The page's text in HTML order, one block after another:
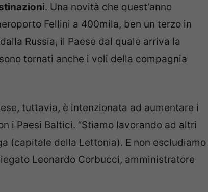
. Una novità che quest’anno
Fellini a 400mila, ben un terzo in
Russia, il Paese dal quale arriva la
tornati anche i voli della compagnia
tuttavia, è intenzionata ad aumentare i
i Paesi Baltici. “Stiamo lavorando ad altri
(capitale della Lettonia). E non escludiamo
Leonardo Corbucci, amministratore